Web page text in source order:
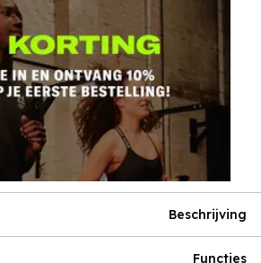
Beschrijving
Functies